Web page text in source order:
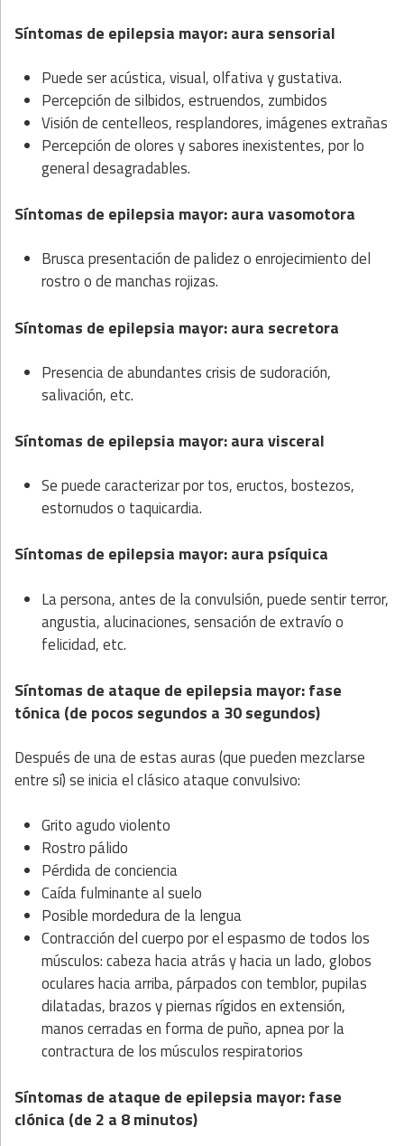
Síntomas de epilepsia mayor: aura sensorial
Puede ser acústica, visual, olfativa y gustativa.
Percepción de silbidos, estruendos, zumbidos
Visión de centelleos, resplandores, imágenes extrañas
Percepción de olores y sabores inexistentes, por lo
general desagradables.
Síntomas de epilepsia mayor: aura vasomotora
Brusca presentación de palidez o enrojecimiento del
rostro o de manchas rojizas.
Síntomas de epilepsia mayor: aura secretora
Presencia de abundantes crisis de sudoración,
salivación, etc.
Síntomas de epilepsia mayor: aura visceral
Se puede caracterizar por tos, eructos, bostezos,
estornudos o taquicardia.
Síntomas de epilepsia mayor: aura psíquica
La persona, antes de la convulsión, puede sentir terror,
angustia, alucinaciones, sensación de extravío o
felicidad, etc.
Síntomas de ataque de epilepsia mayor: fase
tónica (de pocos segundos a 30 segundos)
Después de una de estas auras (que pueden mezclarse
entre sí) se inicia el clásico ataque convulsivo:
Grito agudo violento
Rostro pálido
Pérdida de conciencia
Caída fulminante al suelo
Posible mordedura de la lengua
Contracción del cuerpo por el espasmo de todos los
músculos: cabeza hacia atrás y hacia un lado, globos
oculares hacia arriba, párpados con temblor, pupilas
dilatadas, brazos y piernas rígidos en extensión,
manos cerradas en forma de puño, apnea por la
contractura de los músculos respiratorios
Síntomas de ataque de epilepsia mayor: fase
clónica (de 2 a 8 minutos)